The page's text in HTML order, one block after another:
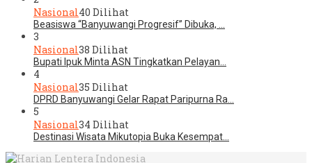
Nasional40 Dilihat
Beasiswa “Banyuwangi Progresif” Dibuka, …
3
Nasional38 Dilihat
Bupati Ipuk Minta ASN Tingkatkan Pelayan…
4
Nasional35 Dilihat
DPRD Banyuwangi Gelar Rapat Paripurna Ra…
5
Nasional34 Dilihat
Destinasi Wisata Mikutopia Buka Kesempat…